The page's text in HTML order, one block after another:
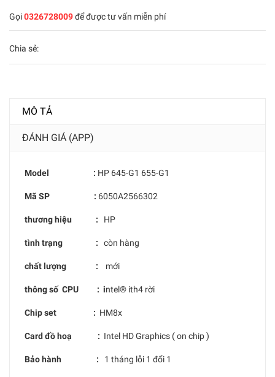
Gọi0326728009để được tư vấn miễn phí
Chia sẻ:
MÔ TẢ
ĐÁNH GIÁ (APP)
Model : HP 645-G1 655-G1
Mã SP : 6050A2566302
thương hiệu : HP
tình trạng : còn hàng
chất lượng : mới
thông số CPU : intel® ith4 rời
Chip set : HM8x
Card đồ hoạ : Intel HD Graphics ( on chip )
Bảo hành : 1 tháng lỗi 1 đổi 1